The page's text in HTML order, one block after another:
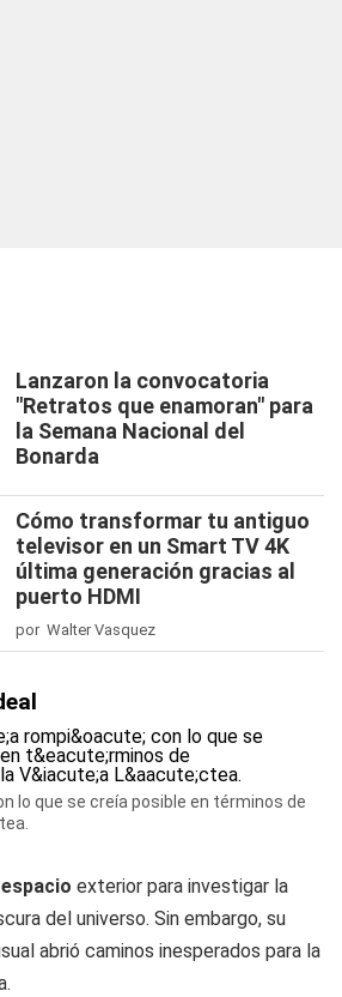
Lanzaron la convocatoria
"Retratos que enamoran" para
la Semana Nacional del
Bonarda
Cómo transformar tu antiguo
televisor en un Smart TV 4K
última generación gracias al
puerto HDMI
por Walter Vasquez
lo que se creía posible en términos de
espacio exterior para investigar la
del universo. Sin embargo, su
abrió caminos inesperados para la